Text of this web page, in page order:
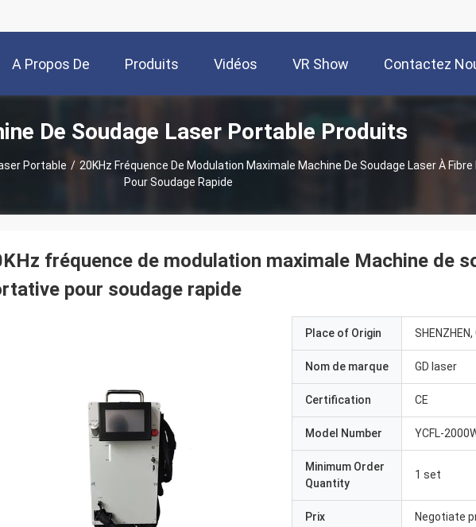
A Propos De
Nous
Produits Vidéos VR Show Contactez
De Soudage Laser Portable Produits
Portable / 20KHz Fréquence De Modulation Maximale Machine De Soudage Laser À
Pour Soudage Rapide
fréquence de modulation maximale Machine de
pour soudage rapide
Place of Origin SHENZHEN,
Nom de marque GD laser
Certification CE
Model Number YCFL-
Minimum Order
Quantity
1 set
Prix Negotiate